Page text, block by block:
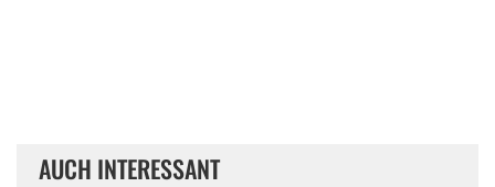
AUCH INTERESSANT